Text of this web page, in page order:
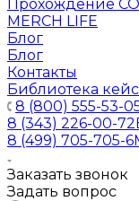
Прохождение
MERCH LIFE
Блог
Блог
Контакты
Библиотека
8 (800) 555-53-
8 (343) 226-00-72
8 (499) 705-705-6
Заказать звонок
Задать вопрос